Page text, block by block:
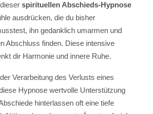
spirituellen Abschieds-Hypnose
ausdrücken, die du bisher
ihn gedanklich umarmen und
Abschluss finden. Diese intensive
dir Harmonie und innere Ruhe.
Verarbeitung des Verlusts eines
Hypnose wertvolle Unterstützung
hinterlassen oft eine tiefe